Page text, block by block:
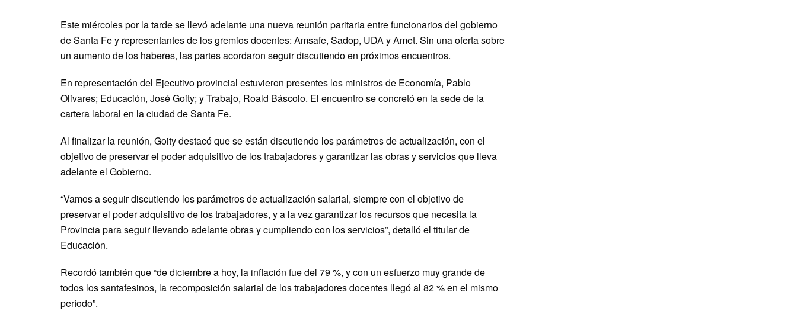
Este miércoles por la tarde se llevó adelante una nueva reunión paritaria entre funcionarios del gobierno
de Santa Fe y representantes de los gremios docentes: Amsafe, Sadop, UDA y Amet. Sin una oferta sobre
un aumento de los haberes, las partes acordaron seguir discutiendo en próximos encuentros.
En representación del Ejecutivo provincial estuvieron presentes los ministros de Economía, Pablo
Olivares; Educación, José Goity; y Trabajo, Roald Báscolo. El encuentro se concretó en la sede de la
cartera laboral en la ciudad de Santa Fe.
Al finalizar la reunión, Goity destacó que se están discutiendo los parámetros de actualización, con el
objetivo de preservar el poder adquisitivo de los trabajadores y garantizar las obras y servicios que lleva
adelante el Gobierno.
“Vamos a seguir discutiendo los parámetros de actualización salarial, siempre con el objetivo de
preservar el poder adquisitivo de los trabajadores, y a la vez garantizar los recursos que necesita la
Provincia para seguir llevando adelante obras y cumpliendo con los servicios”, detalló el titular de
Educación.
Recordó también que “de diciembre a hoy, la inflación fue del 79 %, y con un esfuerzo muy grande de
todos los santafesinos, la recomposición salarial de los trabajadores docentes llegó al 82 % en el mismo
período”.